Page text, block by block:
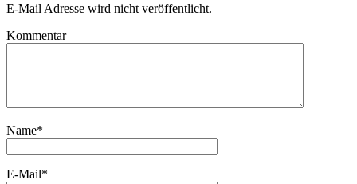
E-Mail Adresse wird nicht veröffentlicht.
Kommentar
Name*
E-Mail*